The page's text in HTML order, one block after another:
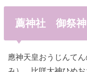
薦神社 御祭神
應神天皇おうじんて